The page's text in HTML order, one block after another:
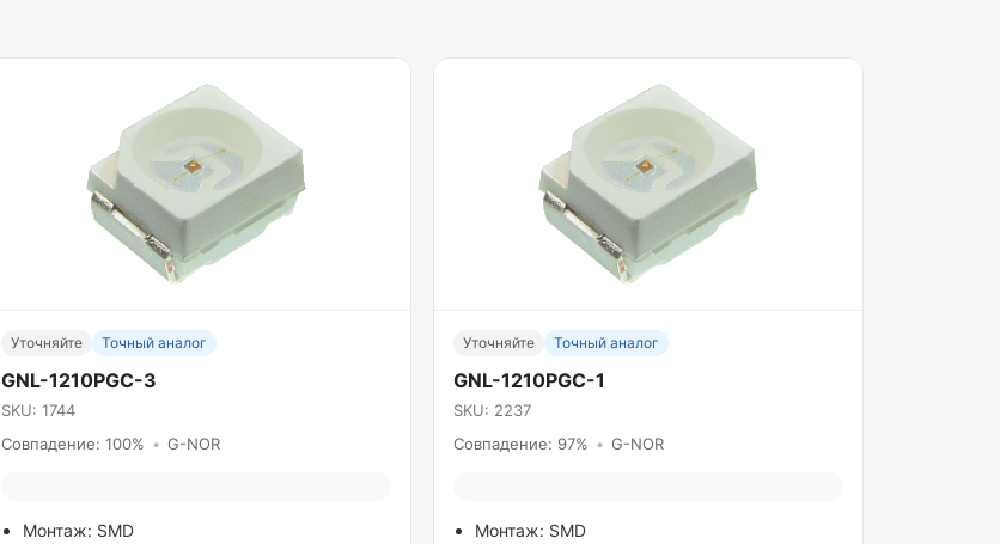
Уточняйте Точный аналог
GNL-1210PGC-3
SKU: 1744
Совпадение: 100% • G-NOR
Монтаж: SMD
Уточняйте Точный аналог
GNL-1210PGC-1
SKU: 2237
Совпадение: 97% • G-NOR
Монтаж: SMD